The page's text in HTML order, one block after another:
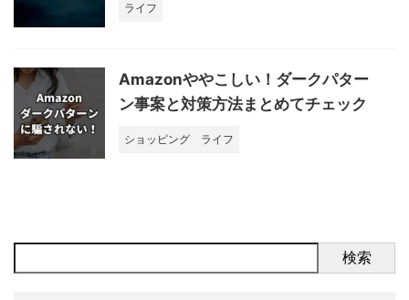
ライフ
Amazonややこしい！ダークパター
ン事案と対策方法まとめてチェック
ショッピング ライフ
検索